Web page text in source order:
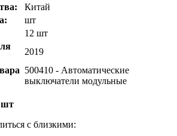
Китай
шт
12 шт
2019
500410 - Автоматические
выключатели модульные
шт
с близкими: